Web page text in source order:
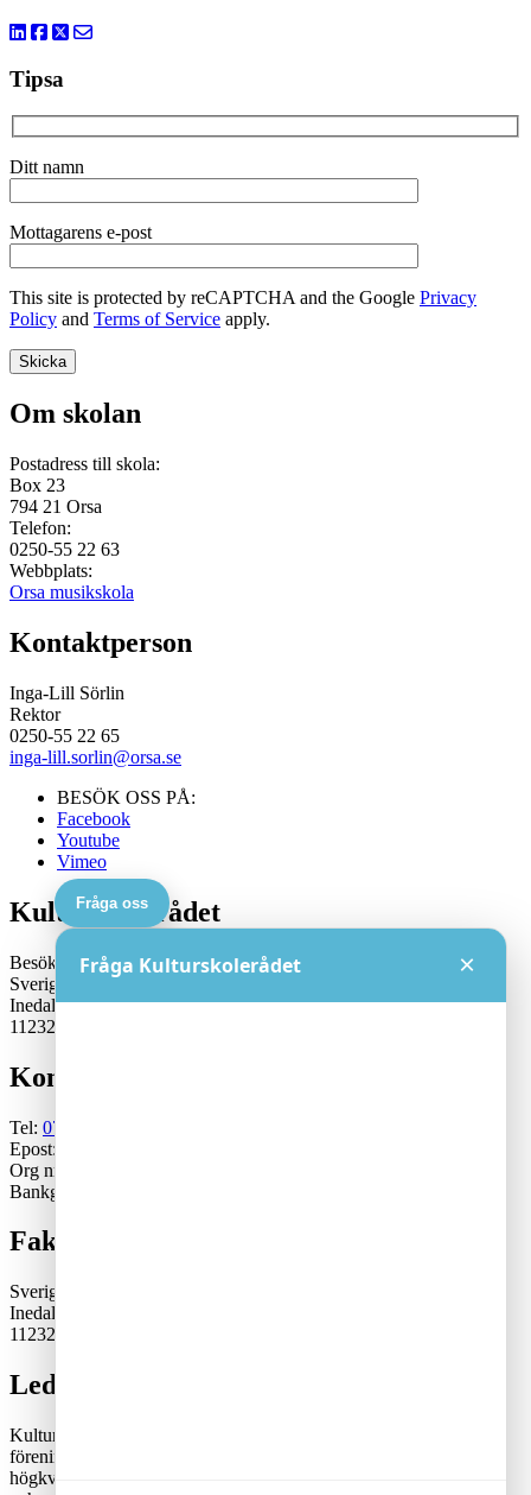
Tipsa
Ditt namn
Mottagarens e-post
This site is protected by reCAPTCHA and the Google Privacy
Policy and Terms of Service apply.
Om skolan
Postadress till skola:
Box 23
794 21 Orsa
Telefon:
0250-55 22 63
Webbplats:
Orsa musikskola
Kontaktperson
Inga-Lill Sörlin
Rektor
0250-55 22 65
inga-lill.sorlin@orsa.se
BESÖK OSS PÅ:
Facebook
Youtube
Vimeo
Kulturskolerådet
Besöksadress:
Sveriges Kulturskoleråd
Inedalsgatan 15
11232 Stockholm
Kontakt
Tel: 070-671 79 46
Epost:
Org nr: 802402-2561
Bankgiro:5553-1339
Fakturaadress
Sveriges Kulturskoleråd
Inedalsgatan 15
11232 Stockholm
Lediga tjänster
Kulturskolerådet är en ideell, partipolitiskt och fackligt obunden
förening där kommuner samverkar för en tillgänglig och
högkvalitativ kulturskoleverksamhet. Rådets vision är att alla barn
Fråga oss
Fråga Kulturskolerådet ×